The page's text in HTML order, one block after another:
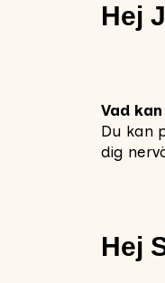
Hej
Vad
Du kan
dig
Hej